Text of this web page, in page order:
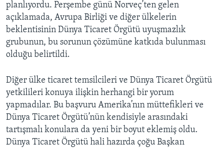
planlıyordu. Perşembe günü Norveç’ten gelen
açıklamada, Avrupa Birliği ve diğer ülkelerin
beklentisinin Dünya Ticaret Örgütü uyuşmazlık
grubunun, bu sorunun çözümüne katkıda bulunması
olduğu belirtildi.
Diğer ülke ticaret temsilcileri ve Dünya Ticaret Örgütü
yetkilileri konuya ilişkin herhangi bir yorum
yapmadılar. Bu başvuru Amerika’nın müttefikleri ve
Dünya Ticaret Örgütü’nün kendisiyle arasındaki
tartışmalı konulara da yeni bir boyut eklemiş oldu.
Dünya Ticaret Örgütü hali hazırda çoğu Başkan